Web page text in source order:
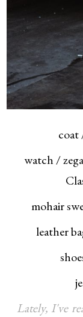
coat
watch /
mohair
leather
Lately, I've